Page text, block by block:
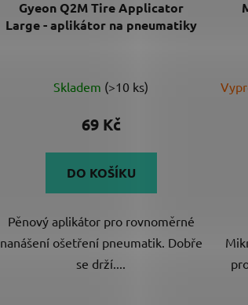
Gyeon Q2M Tire Applicator
Large - aplikátor na pneumatiky
hodnocení
produktu
5,0
z
hvězdiček.
Skladem (>10 ks)
69 Kč
DO KOŠÍKU
Pěnový aplikátor pro rovnoměrné
nanášení ošetření pneumatik. Dobře
se drží....